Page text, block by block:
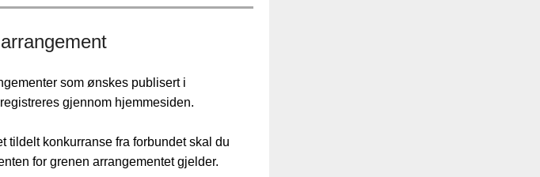
som ønskes publisert i
gjennom hjemmesiden.
tildelt konkurranse fra forbundet skal du
for grenen arrangementet gjelder.